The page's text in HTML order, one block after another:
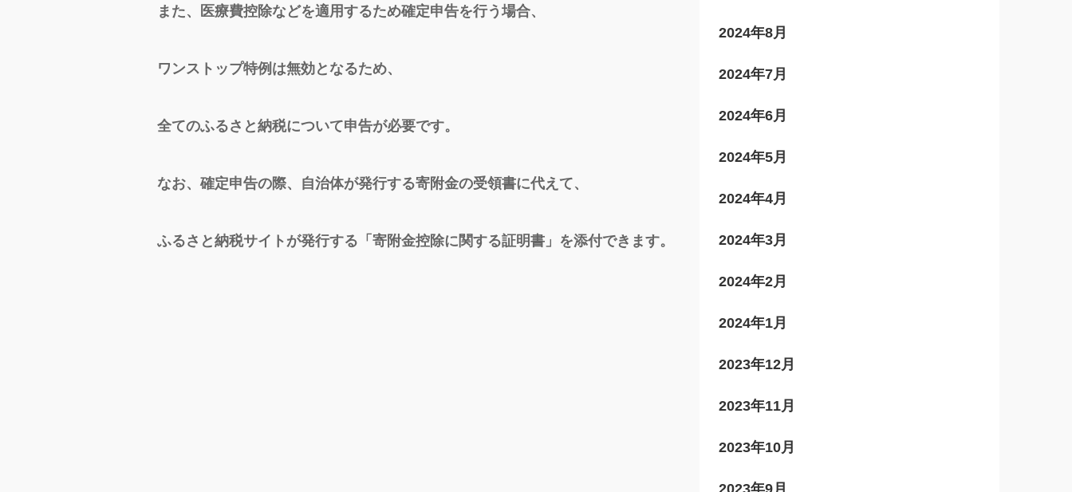
また、医療費控除などを適用するため確定申告を行う場合、
ワンストップ特例は無効となるため、
全てのふるさと納税について申告が必要です。
なお、確定申告の際、自治体が発行する寄附金の受領書に代えて、
ふるさと納税サイトが発行する「寄附金控除に関する証明書」を添付できます。
2024年8月
2024年7月
2024年6月
2024年5月
2024年4月
2024年3月
2024年2月
2024年1月
2023年12月
2023年11月
2023年10月
2023年9月